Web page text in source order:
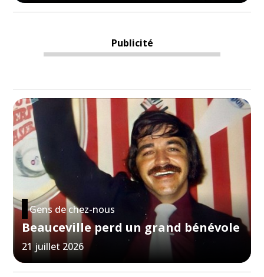
Publicité
Gens de chez-nous
Beauceville perd un grand bénévole
21 juillet 2026